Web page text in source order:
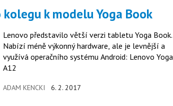
k modelu Yoga Book
Lenovo představilo větší verzi tabletu Yoga Book.
Nabízí méně výkonný hardware, ale je levnější a
využívá operačního systému Android: Lenovo Yoga
A12
ADAM KENCKI 6. 2. 2017